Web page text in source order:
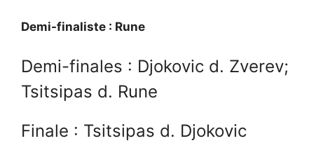
Demi-finaliste : Rune
Demi-finales : Djokovic d. Zverev;
Tsitsipas d. Rune
Finale : Tsitsipas d. Djokovic